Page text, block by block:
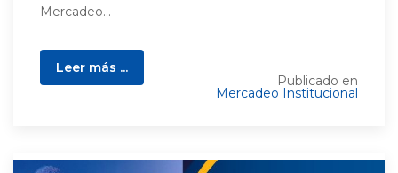
Mercadeo...
Leer más ...
Publicado en
Mercadeo Institucional